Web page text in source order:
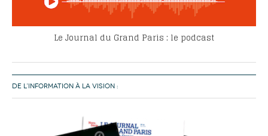
Le Journal du Grand Paris : le podcast
DE L’INFORMATION À LA VISION :